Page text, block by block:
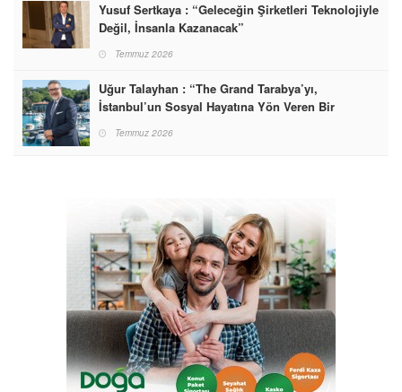
Yusuf Sertkaya : “Geleceğin Şirketleri Teknolojiyle
Değil, İnsanla Kazanacak”
Temmuz 2026
Uğur Talayhan : “The Grand Tarabya’yı,
İstanbul’un Sosyal Hayatına Yön Veren Bir
Temmuz 2026